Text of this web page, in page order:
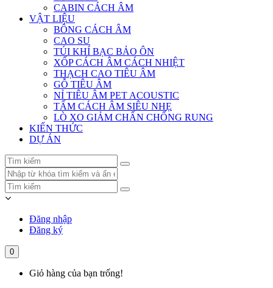
CABIN CÁCH ÂM
VẬT LIỆU
BÔNG CÁCH ÂM
CAO SU
TÚI KHÍ BẠC BẢO ÔN
XỐP CÁCH ÂM CÁCH NHIỆT
THẠCH CAO TIÊU ÂM
GỖ TIÊU ÂM
NỈ TIÊU ÂM PET ACOUSTIC
TẤM CÁCH ÂM SIÊU NHẸ
LÒ XO GIẢM CHẤN CHỐNG RUNG
KIẾN THỨC
DỰ ÁN
Đăng nhập
Đăng ký
0
Giỏ hàng của bạn trống!